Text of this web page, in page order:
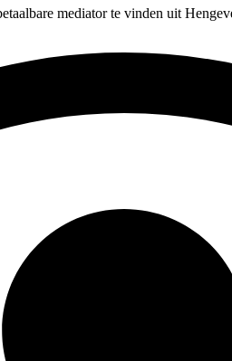
mediator te vinden uit